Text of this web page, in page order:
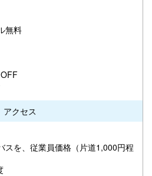
無料
アクセス
スを、従業員価格（片道1,000円程